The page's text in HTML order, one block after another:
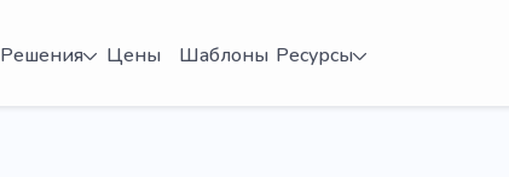
Решения Цены Шаблоны Ресурсы